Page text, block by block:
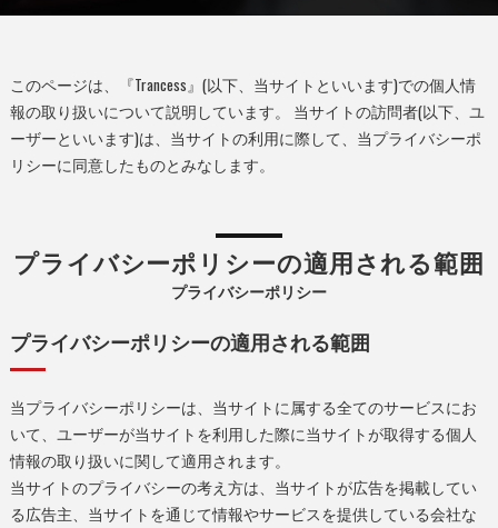
このページは、『Trancess』(以下、当サイトといいます)での個人情
報の取り扱いについて説明しています。 当サイトの訪問者(以下、ユ
ーザーといいます)は、当サイトの利用に際して、当プライバシーポ
リシーに同意したものとみなします。
プライバシーポリシー
プライバシーポリシーの適用される範囲
プライバシーポリシーの適用される範囲
当プライバシーポリシーは、当サイトに属する全てのサービスにお
いて、ユーザーが当サイトを利用した際に当サイトが取得する個人
情報の取り扱いに関して適用されます。
当サイトのプライバシーの考え方は、当サイトが広告を掲載してい
る広告主、当サイトを通じて情報やサービスを提供している会社な